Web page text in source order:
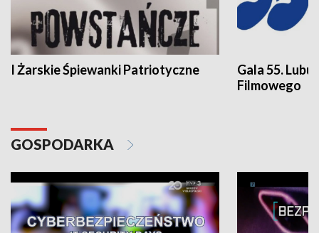
I Żarskie Śpiewanki Patriotyczne
Gala 55.
Filmowego
GOSPODARKA